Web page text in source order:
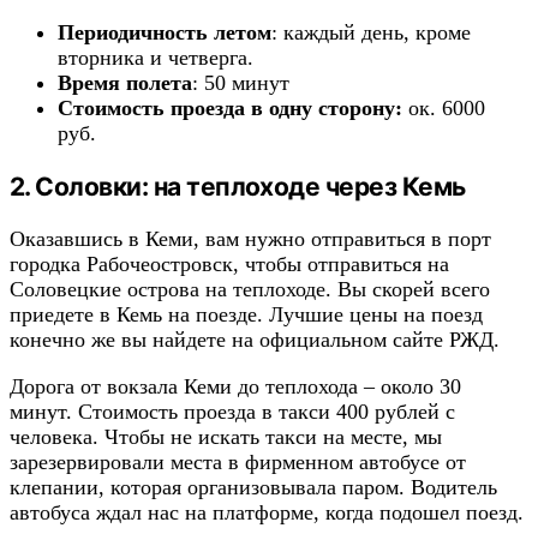
Периодичность летом: каждый день, кроме
вторника и четверга.
Время полета: 50 минут
Стоимость проезда в одну сторону: ок. 6000
руб.
2. Соловки: на теплоходе через Кемь
Оказавшись в Кеми, вам нужно отправиться в порт
городка Рабочеостровск, чтобы отправиться на
Соловецкие острова на теплоходе. Вы скорей всего
приедете в Кемь на поезде. Лучшие цены на поезд
конечно же вы найдете на официальном сайте РЖД.
Дорога от вокзала Кеми до теплохода – около 30
минут. Стоимость проезда в такси 400 рублей с
человека. Чтобы не искать такси на месте, мы
зарезервировали места в фирменном автобусе от
клепании, которая организовывала паром. Водитель
автобуса ждал нас на платформе, когда подошел поезд.